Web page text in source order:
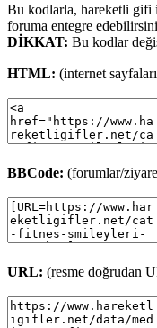
Bu kodlarla, hareketli gifi
foruma entegre
DİKKAT: Bu kodlar
HTML: (internet
BBCode: (forumlar/
URL: (resme doğrudan